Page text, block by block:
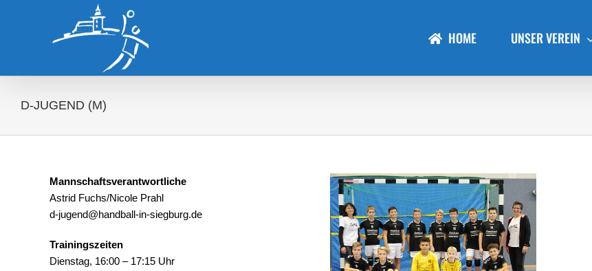
HOME UNSER VEREIN
D-JUGEND (M)
Mannschaftsverantwortliche
Astrid Fuchs/Nicole Prahl
d-jugend@handball-in-siegburg.de
Trainingszeiten
Dienstag, 16:00 – 17:15 Uhr